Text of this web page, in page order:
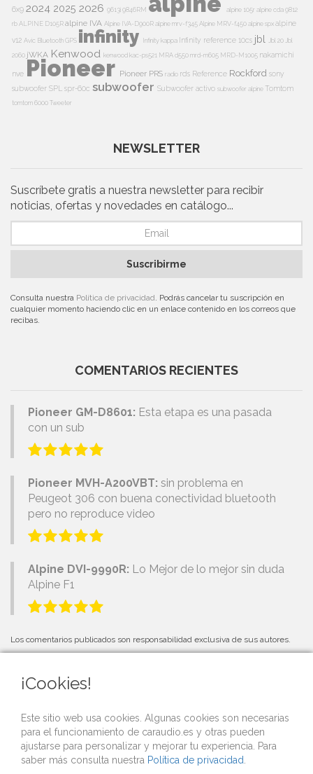
6x9 2024 2025 2026 9613i9846RM alpine 105r alpine cda 9812
rbALPINE D105Ralpine IVA Alpine IVA-D900Ralpine mrv-f345Alpine MRV-f450alpine spxalpine
v12 Avic BluetoothGPS infinity Infinity kappa Infinity reference 10cs jbl Jbl 20 Jbl
2060 jWKA Kenwood kenwood kac-ps521 MRA d550mrd-m605 MRD-M1005 nakamichi
nve Pioneer Pioneer PRS radio rds Reference Rockford sony
subwoofer SPL spr-60c subwoofer Subwoofer activo subwoofer alpine Tomtom
tomtom 6000Tweeter
NEWSLETTER
Suscríbete gratis a nuestra newsletter para recibir
noticias, ofertas y novedades en catálogo...
Suscribirme
Consulta nuestra Política de privacidad. Podrás cancelar tu suscripción en
cualquier momento haciendo clic en un enlace contenido en los correos que
recibas.
COMENTARIOS RECIENTES
Pioneer GM-D8601: Esta etapa es una pasada
con un sub
Pioneer MVH-A200VBT: sin problema en
Peugeot 306 con buena conectividad bluetooth
pero no reproduce video
Alpine DVI-9990R: Lo Mejor de lo mejor sin duda
Alpine F1
Los comentarios publicados son responsabilidad exclusiva de sus autores.
Si organizas una competición o evento de car audio y quieres que lo
publicitemos gratis desde nuestra web,contacta con nosotros.
¡Cookies!
Este sitio web usa cookies. Algunas cookies son necesarias
para el funcionamiento de caraudio.es y otras pueden
ajustarse para personalizar y mejorar tu experiencia. Para
saber más consulta nuestra Política de privacidad